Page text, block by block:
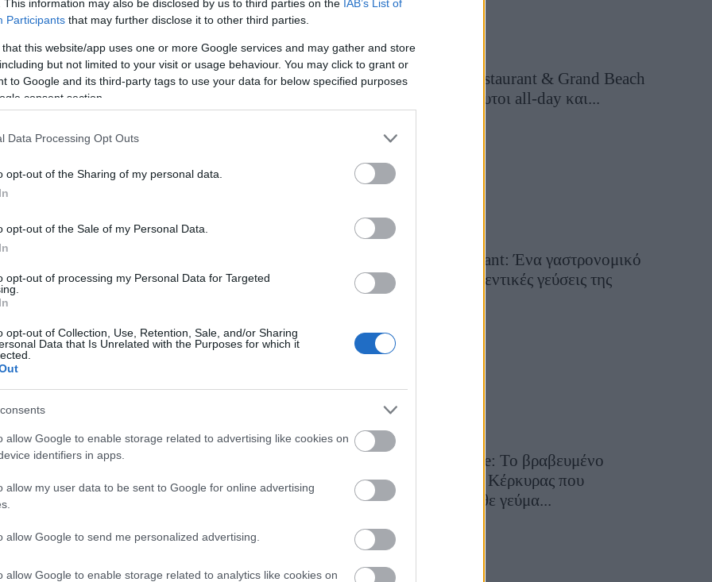
This information may also be disclosed by us to third parties on the IAB’s List of
Participants that may further disclose it to other third parties.
that this website/app uses one or more Google services and may gather and store
but not limited to your visit or usage behaviour. You may click to grant or
to Google and its third-party tags to use your data for below specified purposes
consent section.
Data Processing Opt Outs
opt-out of the Sharing of my personal data.
opt-out of the Sale of my Personal Data.
opt-out of processing my Personal Data for Targeted
opt-out of Collection, Use, Retention, Sale, and/or Sharing
Data that Is Unrelated with the Purposes for which it
allow Google to enable storage related to advertising like cookies on
identifiers in apps.
allow my user data to be sent to Google for online advertising
allow Google to send me personalized advertising.
allow Google to enable storage related to analytics like cookies on
μια φρέσκια, premium αισθητική στη ζαχαροπλαστική
γλυκός προορισμός του τόπου
Grand Asia Restaurant & Grand Beach
Club: Οι απόλυτοι all-day και...
Tsapis Restaurant: Ένα γαστρονομικό
ταξίδι στις αυθεντικές γεύσεις της
Σίφνου!
Toula’s Seaside: Το βραβευμένο
εστιατόριο της Κέρκυρας που
μετατρέπει κάθε γεύμα...